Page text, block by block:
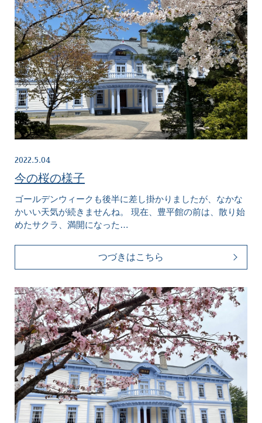
2022.5.04
今の桜の様子
ゴールデンウィークも後半に差し掛かりましたが、なかな
かいい天気が続きませんね。 現在、豊平館の前は、散り始
めたサクラ、満開になった…
つづきはこちら